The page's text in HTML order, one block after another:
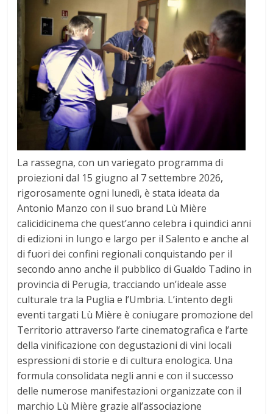
La rassegna, con un variegato programma di
proiezioni dal 15 giugno al 7 settembre 2026,
rigorosamente ogni lunedì, è stata ideata da
Antonio Manzo con il suo brand Lù Mière
calicidicinema che quest’anno celebra i quindici anni
di edizioni in lungo e largo per il Salento e anche al
di fuori dei confini regionali conquistando per il
secondo anno anche il pubblico di Gualdo Tadino in
provincia di Perugia, tracciando un’ideale asse
culturale tra la Puglia e l’Umbria. L’intento degli
eventi targati Lù Mière è coniugare promozione del
Territorio attraverso l’arte cinematografica e l’arte
della vinificazione con degustazioni di vini locali
espressioni di storie e di cultura enologica. Una
formula consolidata negli anni e con il successo
delle numerose manifestazioni organizzate con il
marchio Lù Mière grazie all’associazione